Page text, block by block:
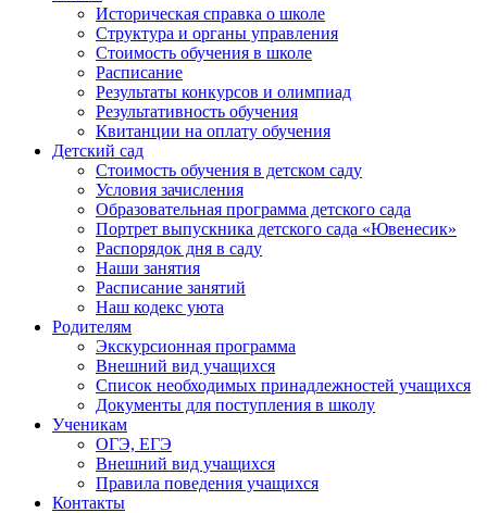
Историческая справка о школе
Структура и органы управления
Стоимость обучения в школе
Расписание
Результаты конкурсов и олимпиад
Результативность обучения
Квитанции на оплату обучения
Детский сад
Стоимость обучения в детском саду
Условия зачисления
Образовательная программа детского сада
Портрет выпускника детского сада «Ювенесик»
Распорядок дня в саду
Наши занятия
Расписание занятий
Наш кодекс уюта
Родителям
Экскурсионная программа
Внешний вид учащихся
Список необходимых принадлежностей учащихся
Документы для поступления в школу
Ученикам
ОГЭ, ЕГЭ
Внешний вид учащихся
Правила поведения учащихся
Контакты